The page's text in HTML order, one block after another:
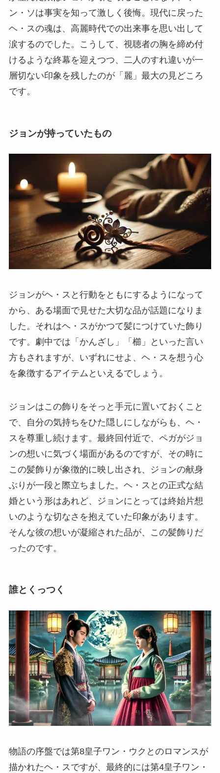
ン・ソは事実を知って激しく後悔。現代に戻った
ヘ・スの魂は、高麗時代での出来事を思い出して
涙するのでした。こうして、視聴者の胸を締め付
けるような終幕を迎えつつ、二人のすれ違いが一
層切ない印象を残したのが「麗」最大の見どころ
です。
ジョンが持っていたもの
ジョンがヘ・スと行動をともにするようになって
から、ある場面で見せた大切な品が話題になりま
した。それはヘ・スがかつて髪につけていた飾り
です。劇中では「かんざし」「櫛」といった言い
方もされますが、いずれにせよ、ヘ・スを想う心
を象徴するアイテムといえるでしょう。
ジョンはこの飾りをそっと手元に置いておくこと
で、自分の気持ちをひた隠しにしながらも、ヘ・
スを尊重し続けます。最終回付近で、ペガがジョ
ンの想いに気づく場面があるのですが、その時に
この髪飾りが象徴的に映し出され、ジョンの献身
ぶりが一段と際立ちました。ヘ・スとの正式な結
婚という形はあれど、ジョンにとっては終始片想
いのような切なさを抱えていた印象があります。
そんな彼の想いが凝縮された品が、この髪飾りだ
ったのです。
誰とくっつく
物語の序盤では第8皇子ワン・ウクとのロマンスが
描かれたヘ・スですが、最終的には第4皇子ワン・